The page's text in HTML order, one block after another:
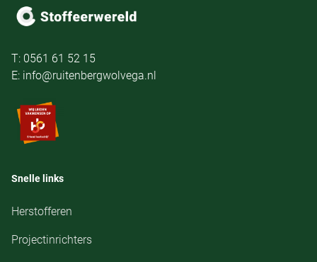
T: 0561 61 52 15
E: info@ruitenbergwolvega.nl
Snelle links
Herstofferen
Projectinrichters